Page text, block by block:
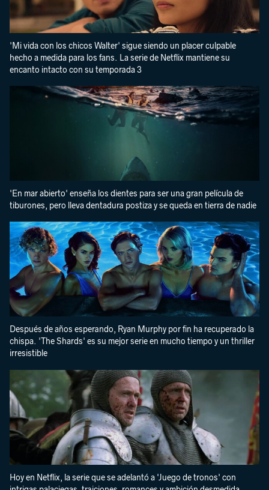
'Mi vida con los chicos Walter' sigue siendo un placer culpable
hecho a medida para los fans. La serie de Netflix mantiene su
encanto intacto con su temporada 3
'En mar abierto' enseña los dientes para ser una gran película de
tiburones, pero lleva dentadura postiza y se queda en tierra de nadie
Después de años esperando, Ryan Murphy por fin ha recuperado la
chispa. 'The Shards' es su mejor serie en mucho tiempo y un thriller
irresistible
Hoy en Netflix, la serie que se adelantó a 'Juego de tronos' con